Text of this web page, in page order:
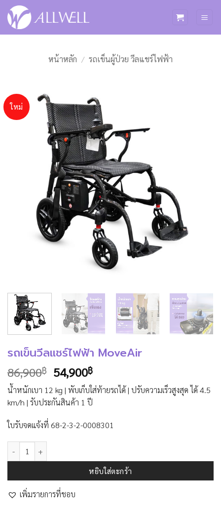
ข้าม
ไป
หน้าหลัก / รถเข็นผู้ป่วย วีลแชร์ไฟฟ้า
ใหม่
รถเข็นวีลแชร์ไฟฟ้า MoveAir
86,900฿ Original
price
was:
86,900฿.
54,900฿Current
price
is:
น้ำหนักเบา 12 kg | พับเก็บใส่ท้ายรถได้ | ปรับความเร็วสูงสุด ได้ 4.5
km/h | รับประกันสินค้า 1 ปี
ใบรับจดแจ้งที่ 68-2-3-2-0008301
หยิบใส่ตะกร้า
เพิ่มรายการที่ชอบ